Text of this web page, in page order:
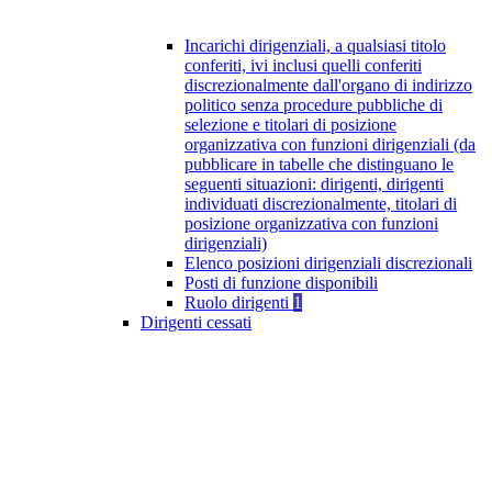
Incarichi dirigenziali, a qualsiasi titolo
conferiti, ivi inclusi quelli conferiti
discrezionalmente dall'organo di indirizzo
politico senza procedure pubbliche di
selezione e titolari di posizione
organizzativa con funzioni dirigenziali (da
pubblicare in tabelle che distinguano le
seguenti situazioni: dirigenti, dirigenti
individuati discrezionalmente, titolari di
posizione organizzativa con funzioni
dirigenziali)
Elenco posizioni dirigenziali discrezionali
Posti di funzione disponibili
Ruolo dirigenti 1
Dirigenti cessati